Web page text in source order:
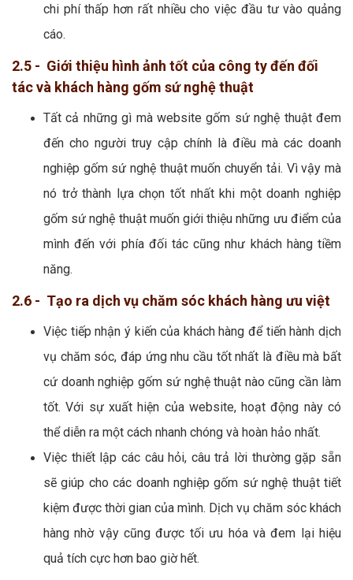
chi phí thấp hơn rất nhiều cho việc đầu tư vào quảng
cáo.
2.5 - Giới thiệu hình ảnh tốt của công ty đến đối
tác và khách hàng gốm sứ nghệ thuật
Tất cả những gì mà website gốm sứ nghệ thuật đem
đến cho người truy cập chính là điều mà các doanh
nghiệp gốm sứ nghệ thuật muốn chuyển tải. Vì vậy mà
nó trở thành lựa chọn tốt nhất khi một doanh nghiệp
gốm sứ nghệ thuật muốn giới thiệu những ưu điểm của
mình đến với phía đối tác cũng như khách hàng tiềm
năng.
2.6 - Tạo ra dịch vụ chăm sóc khách hàng ưu việt
Việc tiếp nhận ý kiến của khách hàng để tiến hành dịch
vụ chăm sóc, đáp ứng nhu cầu tốt nhất là điều mà bất
cứ doanh nghiệp gốm sứ nghệ thuật nào cũng cần làm
tốt. Với sự xuất hiện của website, hoạt động này có
thể diễn ra một cách nhanh chóng và hoàn hảo nhất.
Việc thiết lập các câu hỏi, câu trả lời thường gặp sẵn
sẽ giúp cho các doanh nghiệp gốm sứ nghệ thuật tiết
kiệm được thời gian của mình. Dịch vụ chăm sóc khách
hàng nhờ vậy cũng được tối ưu hóa và đem lại hiệu
quả tích cực hơn bao giờ hết.